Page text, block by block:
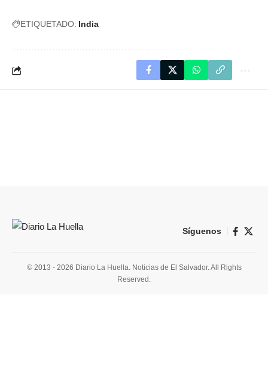
ETIQUETADO: India
Síguenos
© 2013 - 2026 Diario La Huella. Noticias de El Salvador. All Rights
Reserved.